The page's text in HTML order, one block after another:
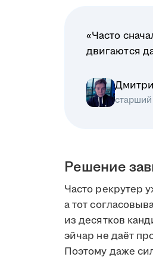
«Часто
двигаются
Решение
Часто рекрутер
а тот
из десятков
эйчар не даёт
Поэтому даже